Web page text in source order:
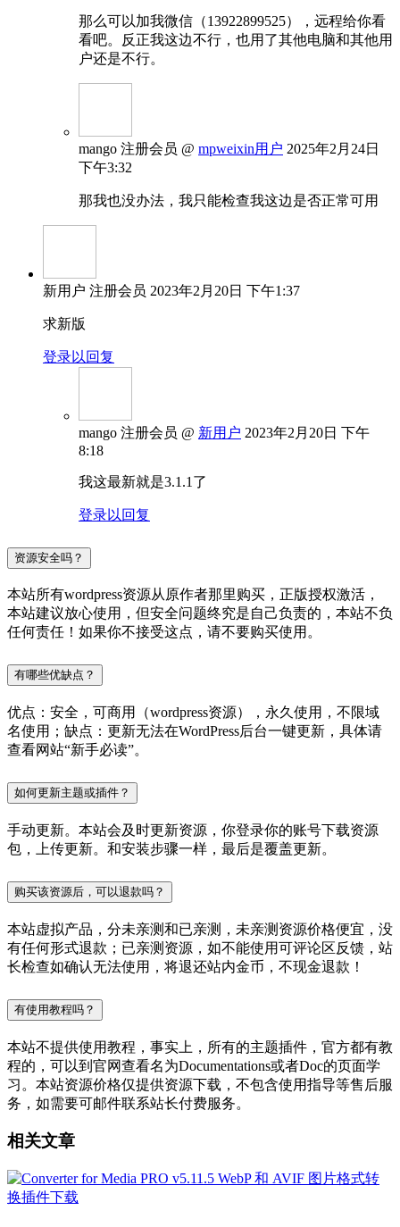
那么可以加我微信（13922899525），远程给你看
看吧。反正我这边不行，也用了其他电脑和其他用
户还是不行。
mango 注册会员 @ mpweixin用户 2025年2月24日
下午3:32
那我也没办法，我只能检查我这边是否正常可用
新用户 注册会员 2023年2月20日 下午1:37
求新版
登录以回复
mango 注册会员 @ 新用户 2023年2月20日 下午
8:18
我这最新就是3.1.1了
登录以回复
资源安全吗？
本站所有wordpress资源从原作者那里购买，正版授权激活，
本站建议放心使用，但安全问题终究是自己负责的，本站不负
任何责任！如果你不接受这点，请不要购买使用。
有哪些优缺点？
优点：安全，可商用（wordpress资源），永久使用，不限域
名使用；缺点：更新无法在WordPress后台一键更新，具体请
查看网站“新手必读”。
如何更新主题或插件？
手动更新。本站会及时更新资源，你登录你的账号下载资源
包，上传更新。和安装步骤一样，最后是覆盖更新。
购买该资源后，可以退款吗？
本站虚拟产品，分未亲测和已亲测，未亲测资源价格便宜，没
有任何形式退款；已亲测资源，如不能使用可评论区反馈，站
长检查如确认无法使用，将退还站内金币，不现金退款！
有使用教程吗？
本站不提供使用教程，事实上，所有的主题插件，官方都有教
程的，可以到官网查看名为Documentations或者Doc的页面学
习。本站资源价格仅提供资源下载，不包含使用指导等售后服
务，如需要可邮件联系站长付费服务。
相关文章